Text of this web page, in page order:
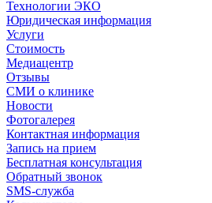
Технологии ЭКО
Юридическая информация
Услуги
Стоимость
Медиацентр
Отзывы
СМИ о клинике
Новости
Фотогалерея
Контактная информация
Запись на прием
Бесплатная консультация
Обратный звонок
SMS-служба